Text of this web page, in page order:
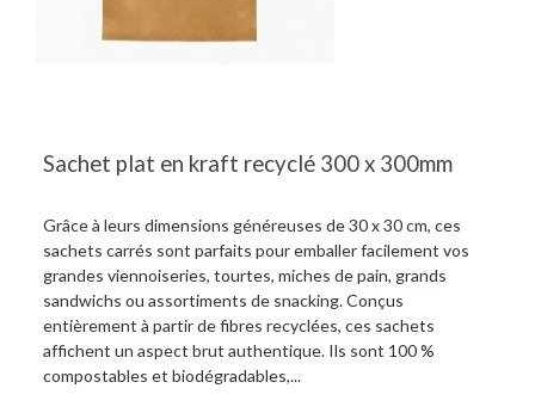
Sachet plat en kraft recyclé 300 x 300mm
Grâce à leurs dimensions généreuses de 30 x 30 cm, ces
sachets carrés sont parfaits pour emballer facilement vos
grandes viennoiseries, tourtes, miches de pain, grands
sandwichs ou assortiments de snacking. Conçus
entièrement à partir de fibres recyclées, ces sachets
affichent un aspect brut authentique. Ils sont 100 %
compostables et biodégradables,...